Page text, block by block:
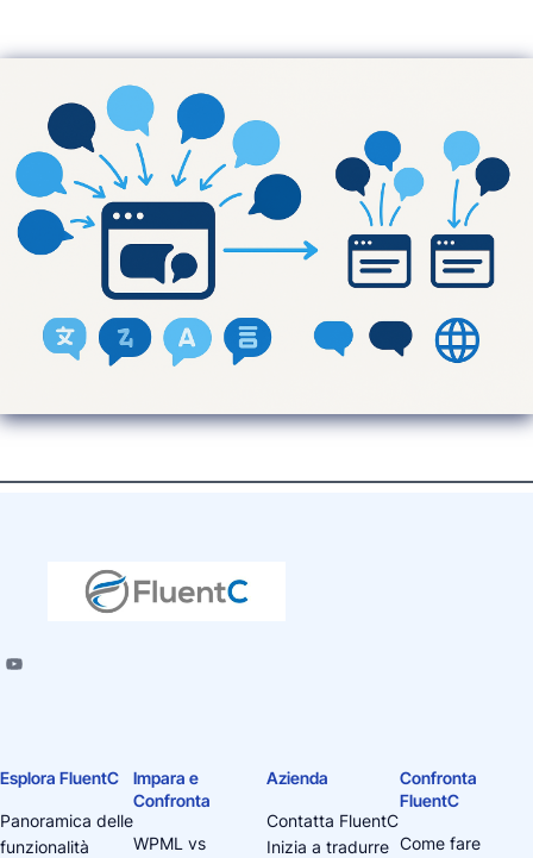
Esplora FluentC
Panoramica delle
funzionalità
Impara e
Confronta
WPML vs
Azienda
Contatta FluentC
Inizia a tradurre
Confronta
FluentC
Come fare